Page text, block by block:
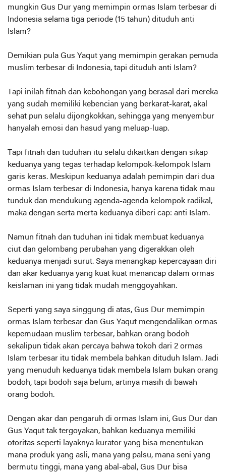
mungkin Gus Dur yang memimpin ormas Islam terbesar di
Indonesia selama tiga periode (15 tahun) dituduh anti
Islam?
Demikian pula Gus Yaqut yang memimpin gerakan pemuda
muslim terbesar di Indonesia, tapi dituduh anti Islam?
Tapi inilah fitnah dan kebohongan yang berasal dari mereka
yang sudah memiliki kebencian yang berkarat-karat, akal
sehat pun selalu dijongkokkan, sehingga yang menyembur
hanyalah emosi dan hasud yang meluap-luap.
Tapi fitnah dan tuduhan itu selalu dikaitkan dengan sikap
keduanya yang tegas terhadap kelompok-kelompok Islam
garis keras. Meskipun keduanya adalah pemimpin dari dua
ormas Islam terbesar di Indonesia, hanya karena tidak mau
tunduk dan mendukung agenda-agenda kelompok radikal,
maka dengan serta merta keduanya diberi cap: anti Islam.
Namun fitnah dan tuduhan ini tidak membuat keduanya
ciut dan gelombang perubahan yang digerakkan oleh
keduanya menjadi surut. Saya menangkap kepercayaan diri
dan akar keduanya yang kuat kuat menancap dalam ormas
keislaman ini yang tidak mudah menggoyahkan.
Seperti yang saya singgung di atas, Gus Dur memimpin
ormas Islam terbesar dan Gus Yaqut mengendalikan ormas
kepemudaan muslim terbesar, bahkan orang bodoh
sekalipun tidak akan percaya bahwa tokoh dari 2 ormas
Islam terbesar itu tidak membela bahkan dituduh Islam. Jadi
yang menuduh keduanya tidak membela Islam bukan orang
bodoh, tapi bodoh saja belum, artinya masih di bawah
orang bodoh.
Dengan akar dan pengaruh di ormas Islam ini, Gus Dur dan
Gus Yaqut tak tergoyakan, bahkan keduanya memiliki
otoritas seperti layaknya kurator yang bisa menentukan
mana produk yang asli, mana yang palsu, mana seni yang
bermutu tinggi, mana yang abal-abal, Gus Dur bisa